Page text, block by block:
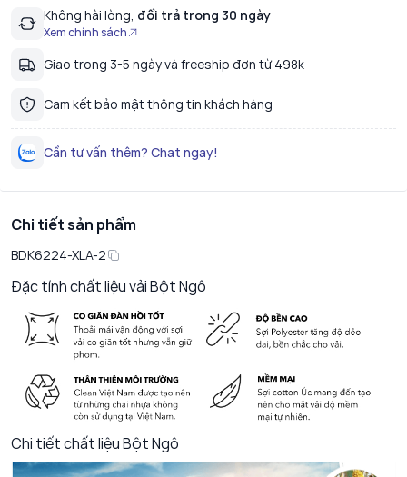
Không hài lòng, đổi trả trong 30 ngày
Xem chính sách
Giao trong 3-5 ngày và freeship đơn từ 498k
Cam kết bảo mật thông tin khách hàng
Cần tư vấn thêm? Chat ngay!
Chi tiết sản phẩm
BDK6224-XLA-2
Đặc tính chất liệu vải Bột Ngô
Chi tiết chất liệu Bột Ngô